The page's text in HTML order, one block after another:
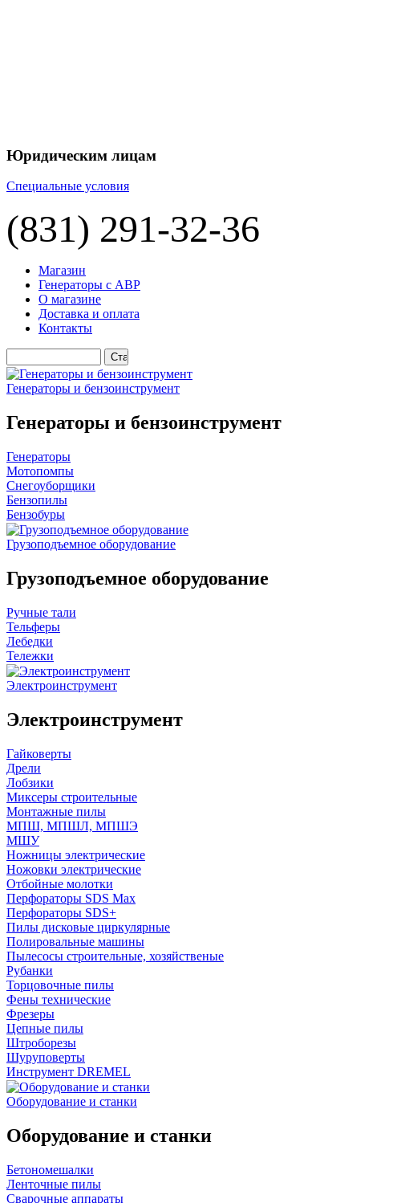
Юридическим лицам
Специальные условия
(831) 291-32-36
Магазин
Генераторы с АВР
О магазине
Доставка и оплата
Контакты
Генераторы и бензоинструмент
Генераторы и бензоинструмент
Генераторы
Мотопомпы
Снегоуборщики
Бензопилы
Бензобуры
Грузоподъемное оборудование
Грузоподъемное оборудование
Ручные тали
Тельферы
Лебедки
Тележки
Электроинструмент
Электроинструмент
Гайковерты
Дрели
Лобзики
Миксеры строительные
Монтажные пилы
МПШ, МПШЛ, МПШЭ
МШУ
Ножницы электрические
Ножовки электрические
Отбойные молотки
Перфораторы SDS Max
Перфораторы SDS+
Пилы дисковые циркулярные
Полировальные машины
Пылесосы строительные, хозяйственые
Рубанки
Торцовочные пилы
Фены технические
Фрезеры
Цепные пилы
Штроборезы
Шуруповерты
Инструмент DREMEL
Оборудование и станки
Оборудование и станки
Бетономешалки
Ленточные пилы
Сварочные аппараты